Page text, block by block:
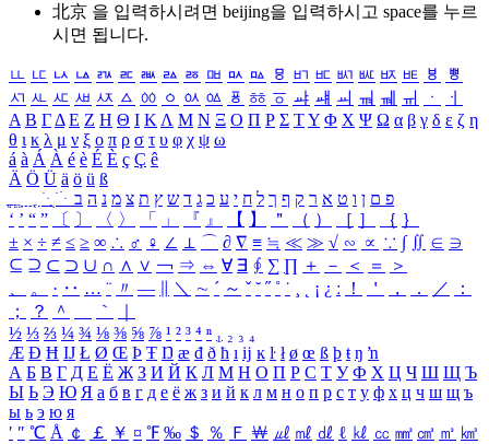
北京 을 입력하시려면 beijing을 입력하시고 space를 누르
시면 됩니다.
ㅥ ㅦ ㅧ ㅨ ㅩ ㅪ ㅫ ㅬ ㅭ ㅮ ㅯ ㅰ ㅱ ㅲ ㅳ ㅴ ㅵ ㅶ ㅷ ㅸ
ㅹ
ㅺ ㅻ ㅼ ㅽ ㅾ ㅿ ㆀ ㆁ ㆂ ㆃ ㆄ ㆅ ㆆ ㆇ ㆈ ㆉ ㆊ ㆋ ㆌ ㆍ
ㆎ
Α Β ΓΔ Ε Ζ Η Θ Ι ΚΛ Μ Ν Ξ Ο Π Ρ Σ ΤΥ Φ Χ Ψ Ω α β γ δ ε ζ η
θ ι κ λ μ ν ξ ο π ρ σ τ υ φ χ ψ ω
á à Á À é è É È ç Ç ê
Ä Ö Ü ä ö ü ß
ִֶֹ ֻּ ׁׂ פ ם ן ו ט א ר ק ף ך ל ח י ע כ ג ד ש ץ ת צ מ נ ה ב
‘ ’ “ ” 〔 〕 〈 〉 「 」 『 』 【 】 ＂ （ ） ［ ］ ｛ ｝
± × ÷ ≠ ≤ ≥ ∞ ∴ ♂ ♀ ∠ ⊥ ⌒ ∂ ∇ ≡ ≒ ≪ ≫ √ ∽ ∝ ∵ ∫ ∬ ∈ ∋
⊆ ⊇ ⊂ ⊃ ∪ ∩ ∧ ∨ ￢ ⇒ ⇔ ∀ ∃ ∮ ∑ ∏ ＋ － ＜ ＝
＞
、
。 · ‥ … ¨ 〃 ― ＼ ∼ ´ ～ ˇ ˘ ˝ ˚ ˙ ¸ ¡ ¿ ː ！ ＇ ， ． ／
：
；
？ ＾ ｀
½ ⅓ ⅔ ¼ ¾ ⅛ ⅜ ⅝ ⅞ ¹ ² ³ ⁴ ⁿ ₁ ₂ ₃ ₄
Æ Ð Ħ Ĳ Ł Ø Œ Þ Ŧ Ŋ æ đ ð ħ ı ĳ ĸ ŀ ł ø œ ß þ ŧ ŋ ŉ
А Б В Г Д Е Ё Ж З И Й К Л М Н О П Р С Т У Ф Х Ц Ч Ш Щ Ъ
Ы Ь Э Ю Я а б в г д е ё ж з и й к л м н о п р с т у ф х ц ч ш щ ъ
ы ь э ю я
′ ″ ℃ Å ￠ ￡ ￥ ¤ ℉ ‰ ＄ ％ Ｆ ￦ ㎕ ㎖ ㎗ ℓ ㎘ ㏄ ㎣ ㎤ ㎥ ㎦